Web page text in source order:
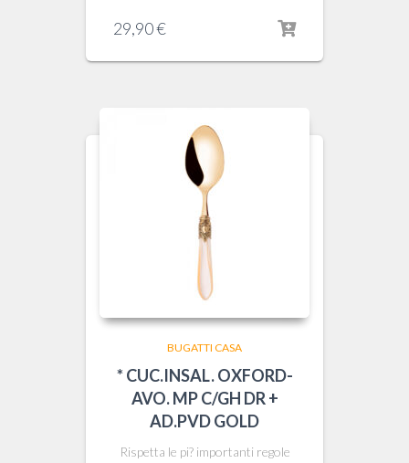
29,90€
BUGATTI CASA
* CUC.INSAL. OXFORD-
AVO. MP C/GH DR +
AD.PVD GOLD
Rispetta le pi? importanti regole